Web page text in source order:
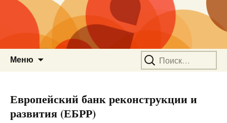
Меню Найти:
Европейский банк реконструкции и
развития (ЕБРР)